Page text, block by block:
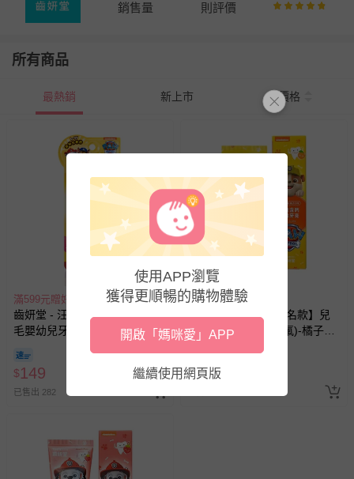
銷售量 則評價
所有商品
最熱銷 新上市 價格
滿599元贈好禮
齒妍堂 - 汪汪隊立大功 小頭軟
毛嬰幼兒牙刷 (2入組)
$149
已售出 282
滿599元贈好禮
齒妍堂 - 【汪汪隊聯名款】兒
童含鈣健齒牙膏 (無氟)-橘子口
即將售完
$122
使用APP瀏覽
獲得更順暢的購物體驗
開啟「媽咪愛」APP
繼續使用網頁版